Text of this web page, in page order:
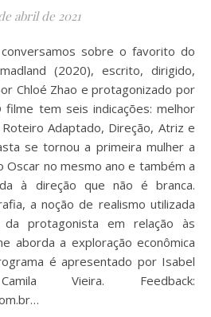
abril de 2021
(2020), escrito, dirigido,
Chloé Zhao e protagonizado por
filme tem seis indicações: melhor
Adaptado, Direção, Atriz e
se tornou a primeira mulher a
Oscar no mesmo ano e também a
à direção que não é branca.
a noção de realismo utilizada
protagonista em relação às
aborda a exploração econômica
é apresentado por Isabel
Vieira. Feedback: